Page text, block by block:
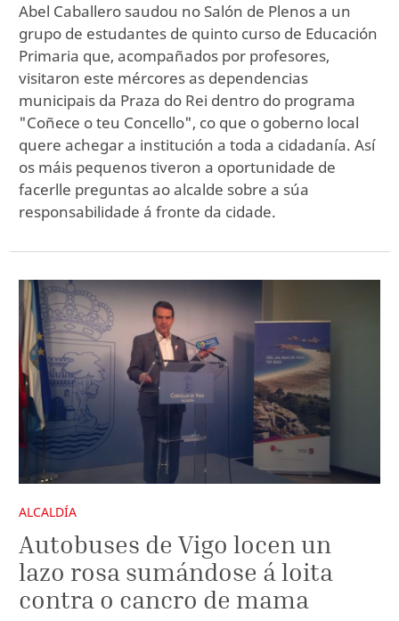
Abel Caballero saudou no Salón de Plenos a un
grupo de estudantes de quinto curso de Educación
Primaria que, acompañados por profesores,
visitaron este mércores as dependencias
municipais da Praza do Rei dentro do programa
"Coñece o teu Concello", co que o goberno local
quere achegar a institución a toda a cidadanía. Así
os máis pequenos tiveron a oportunidade de
facerlle preguntas ao alcalde sobre a súa
responsabilidade á fronte da cidade.
ALCALDÍA
Autobuses de Vigo locen un
lazo rosa sumándose á loita
contra o cancro de mama